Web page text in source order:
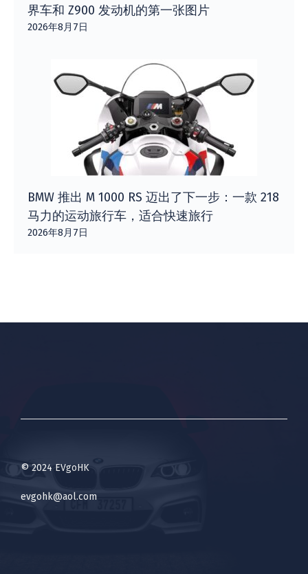
界车和 Z900 发动机的第一张图片
2026年8月7日
BMW 推出 M 1000 RS 迈出了下一步：一款 218
马力的运动旅行车，适合快速旅行
2026年8月7日
© 2024 EVgoHK
evgohk@aol.com